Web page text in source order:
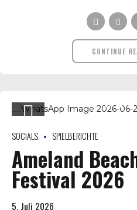
CONTINUE
SOCIALS SPIELBERICHTE
Ameland
Festival 2026
5. Juli 2026